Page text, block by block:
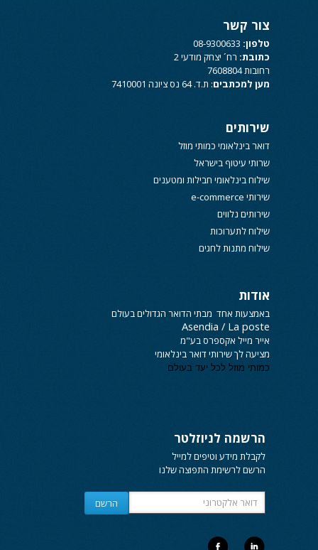
צור קשר
טלפון:
כתובת: רח´ יצחק מודעי 2
רחובות 7608804
מען למכתבים: ת.ד. 64 נס ציונה 7410001
שירותים
דואר בינלאומי כמותי מוזל
שרותי עיטוף בישראל
שילוח בינלאומי חבילות ומטענים
שירותי e-commerce
שירותים נלווים
שילוח לתערוכות
שילוח מתנות לחגים
אודות
באמצעות אחד מבתי הדואר הגדולים בעולם
Asendia / La poste
אייר מייל אקספרסבע"מ
מציעה לך שירותידואר בינלאומי
כמותי מוזל לכל יעד בעולם
הרשמה לניוזלטר
לקבלת מידע וטיפים למייל
הרשם לרשימת התפוצה שלנו